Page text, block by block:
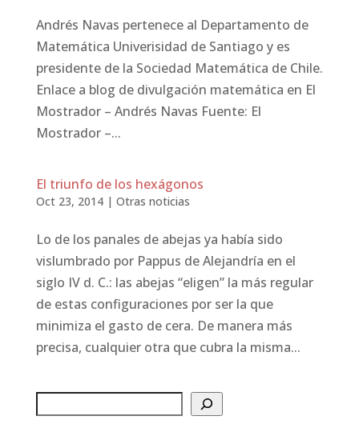
Andrés Navas pertenece al Departamento de
Matemática Univerisidad de Santiago y es
presidente de la Sociedad Matemática de Chile.
Enlace a blog de divulgación matemática en El
Mostrador – Andrés Navas Fuente: El
Mostrador –...
El triunfo de los hexágonos
Oct 23, 2014| Otras noticias
Lo de los panales de abejas ya había sido
vislumbrado por Pappus de Alejandría en el
siglo IV d. C.: las abejas “eligen” la más regular
de estas configuraciones por ser la que
minimiza el gasto de cera. De manera más
precisa, cualquier otra que cubra la misma...